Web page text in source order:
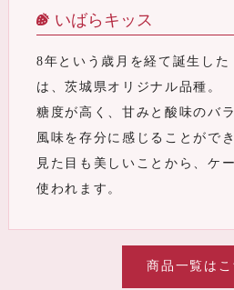
いばらキッス
8年という歳月を経て誕生した
は、茨城県オリジナル品種。
糖度が高く、甘みと酸味のバ
風味を存分に感じることができ
見た目も美しいことから、ケ
使われます。
商品一覧はこ